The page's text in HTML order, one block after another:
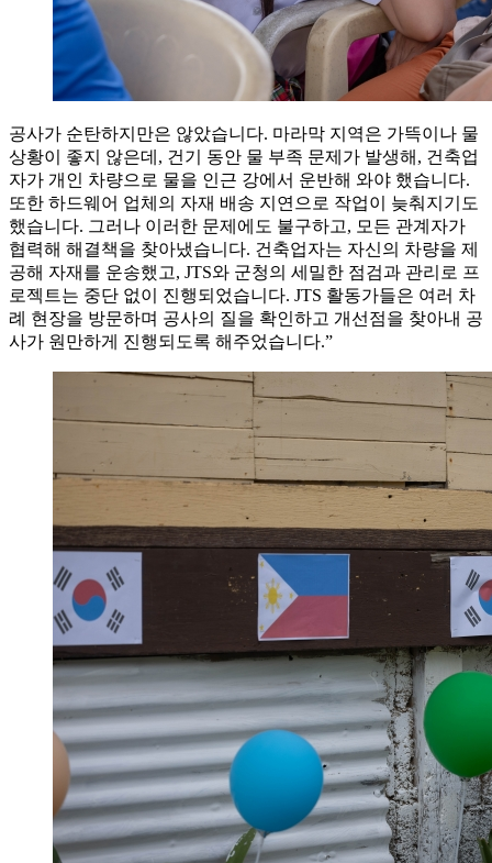
공사가 순탄하지만은 않았습니다. 마라막 지역은 가뜩이나 물
상황이 좋지 않은데, 건기 동안 물 부족 문제가 발생해, 건축업
자가 개인 차량으로 물을 인근 강에서 운반해 와야 했습니다.
또한 하드웨어 업체의 자재 배송 지연으로 작업이 늦춰지기도
했습니다. 그러나 이러한 문제에도 불구하고, 모든 관계자가
협력해 해결책을 찾아냈습니다. 건축업자는 자신의 차량을 제
공해 자재를 운송했고, JTS와 군청의 세밀한 점검과 관리로 프
로젝트는 중단 없이 진행되었습니다. JTS 활동가들은 여러 차
례 현장을 방문하며 공사의 질을 확인하고 개선점을 찾아내 공
사가 원만하게 진행되도록 해주었습니다.”